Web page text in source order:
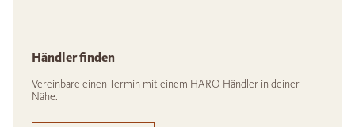
Händler finden
Vereinbare einen Termin mit einem HARO Händler in deiner
Nähe.